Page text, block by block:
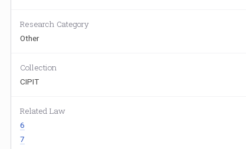
Research Category
Other
Collection
CIPIT
Related Law
6
7